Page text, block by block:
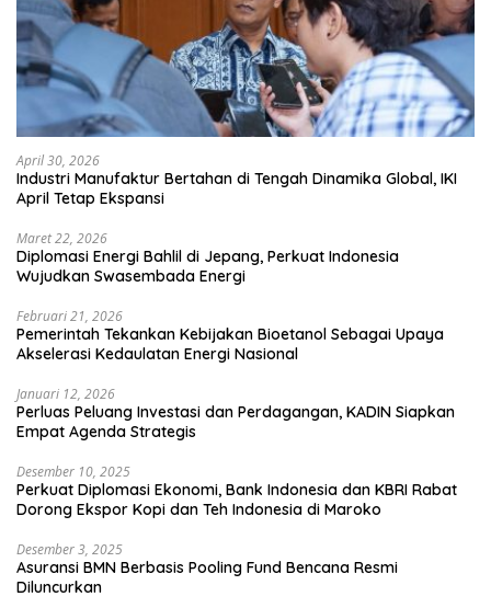
April 30, 2026
Industri Manufaktur Bertahan di Tengah Dinamika Global, IKI
April Tetap Ekspansi
Maret 22, 2026
Diplomasi Energi Bahlil di Jepang, Perkuat Indonesia
Wujudkan Swasembada Energi
Februari 21, 2026
Pemerintah Tekankan Kebijakan Bioetanol Sebagai Upaya
Akselerasi Kedaulatan Energi Nasional
Januari 12, 2026
Perluas Peluang Investasi dan Perdagangan, KADIN Siapkan
Empat Agenda Strategis
Desember 10, 2025
Perkuat Diplomasi Ekonomi, Bank Indonesia dan KBRI Rabat
Dorong Ekspor Kopi dan Teh Indonesia di Maroko
Desember 3, 2025
Asuransi BMN Berbasis Pooling Fund Bencana Resmi
Diluncurkan